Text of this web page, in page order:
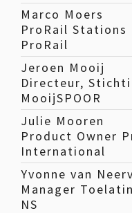
Marco Moers
ProRail Stations
ProRail
Jeroen Mooij
Directeur,
MooijSPOOR
Julie Mooren
Product Owner
International
Yvonne van
Manager
NS